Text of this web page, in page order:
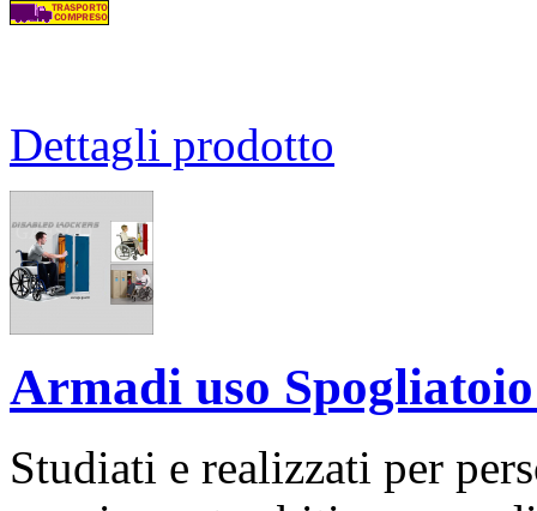
Dettagli prodotto
Armadi uso
Studiati e realizzati per